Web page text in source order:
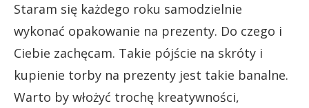
Staram się każdego roku samodzielnie
wykonać opakowanie na prezenty. Do czego i
Ciebie zachęcam. Takie pójście na skróty i
kupienie torby na prezenty jest takie banalne.
Warto by włożyć trochę kreatywności,